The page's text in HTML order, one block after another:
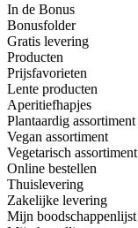
In de Bonus
Bonusfolder
Gratis levering
Producten
Prijsfavorieten
Lente producten
Aperitiefhapjes
Plantaardig assortiment
Vegan assortiment
Vegetarisch assortiment
Online bestellen
Thuislevering
Zakelijke levering
Mijn boodschappenlijst